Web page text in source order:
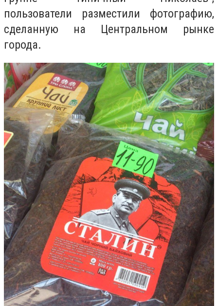
пользователи разместили фотографию,
сделанную на Центральном рынке
города.